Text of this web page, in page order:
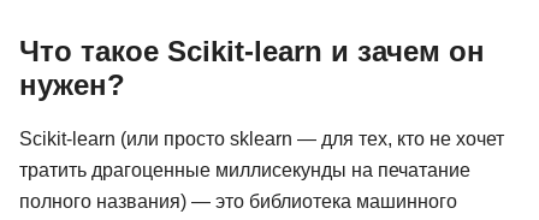
Что такое Scikit-learn и зачем он
нужен?
Scikit-learn (или просто sklearn — для тех, кто не хочет
тратить драгоценные миллисекунды на печатание
полного названия) — это библиотека машинного